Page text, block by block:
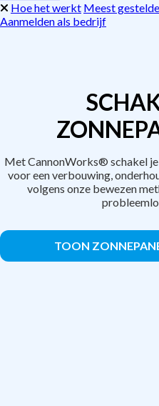
Hoe het werkt Meest
Aanmelden als bedrijf
Met CannonWorks® schakel
voor een verbouwing,
volgens onze bewezen
TOON